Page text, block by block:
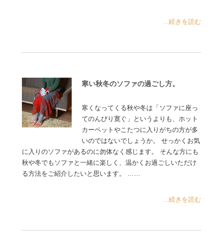
...続きを読む
寒い秋冬のソファの過ごし方。
寒くなってくる秋や冬は「ソファに座っ
てのんびり寛ぐ」というよりも、ホット
カーペットやこたつに入りがちの方が多
いのではないでしょうか。 せっかくお気
に入りのソファがあるのに勿体なく感じます。 そんな方にも
秋や冬でもソファと一緒に楽しく、温かくお過ごしいただけ
る方法をご紹介したいと思います。 ……
...続きを読む